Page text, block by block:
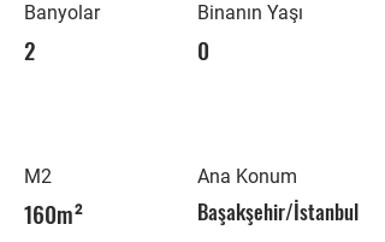
Banyolar
2
M2
160m²
Binanın Yaşı
0
Ana Konum
Başakşehir/İstanbul